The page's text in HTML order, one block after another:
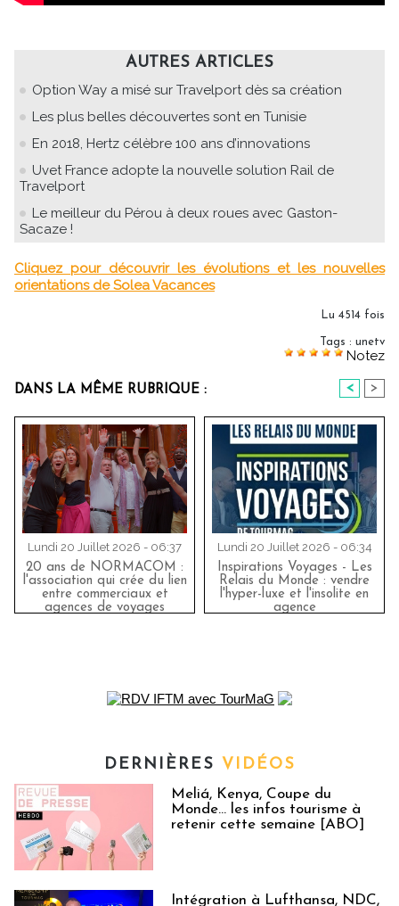
AUTRES ARTICLES
Option Way a misé sur Travelport dès sa création
Les plus belles découvertes sont en Tunisie
En 2018, Hertz célèbre 100 ans d’innovations
Uvet France adopte la nouvelle solution Rail de
Travelport
Le meilleur du Pérou à deux roues avec Gaston-
Sacaze !
Cliquez pour découvrir les évolutions et les nouvelles
orientations de Solea Vacances
Lu 4514 fois
Tags : unetv
Notez
DANS LA MÊME RUBRIQUE : < >
Lundi 20 Juillet 2026 - 06:37
20 ans de NORMACOM :
l'association qui crée du lien
entre commerciaux et
agences de voyages
Lundi 20 Juillet 2026 - 06:34
Inspirations Voyages - Les
Relais du Monde : vendre
l'hyper-luxe et l'insolite en
agence
DERNIÈRES VIDÉOS
Meliá, Kenya, Coupe du
Monde… les infos tourisme à
retenir cette semaine [ABO]
Intégration à Lufthansa, NDC,